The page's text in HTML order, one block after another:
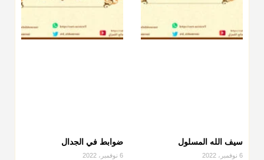
سيف الله المسلول
6 نوفمبر، 2022
ضوابط في الجدال
6 نوفمبر، 2022